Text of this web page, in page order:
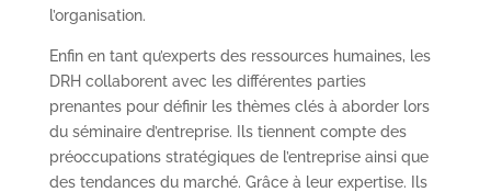
l’organisation.
Enfin en tant qu’experts des ressources humaines, les
DRH collaborent avec les différentes parties
prenantes pour définir les thèmes clés à aborder lors
du séminaire d’entreprise. Ils tiennent compte des
préoccupations stratégiques de l’entreprise ainsi que
des tendances du marché. Grâce à leur expertise. Ils